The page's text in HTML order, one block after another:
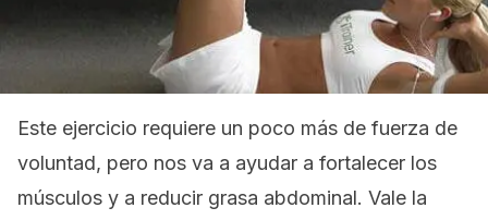
Este ejercicio requiere un poco más de fuerza de
voluntad, pero nos va a ayudar a fortalecer los
músculos y a reducir grasa abdominal. Vale la